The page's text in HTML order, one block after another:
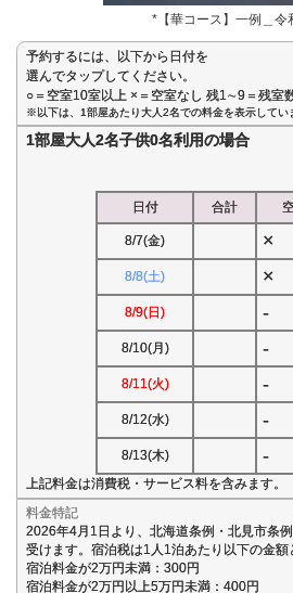
*【華コース】一例＿令
予約するには、以下から日付を
選んでタップしてください。
○＝空室10室以上 ×＝空室なし 残1∼9＝残室
※以下は、1部屋あたり大人2名での料金を表示してい
1部屋大人2名子供0名利用の場合
日付 合計
8/7(金) ×
8/8(土) ×
8/9(日) -
8/10(月) -
8/11(火) -
8/12(水) -
8/13(木) -
上記料金は消費税・サービス料を含みます。
料金特記
2026年4月1日より、北海道条例・北見市条
受けます。宿泊税は1人1泊あたり以下の金額
宿泊料金が2万円未満：300円
宿泊料金が2万円以上5万円未満：400円